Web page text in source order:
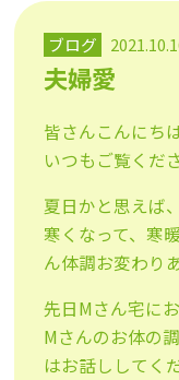
ブログ
夫婦愛
皆さんこんにち
いつもご覧くだ
夏日かと思えば
寒くなって、寒
ん体調お変わり
先日Mさん宅に
Mさんのお体の
はお話ししてく